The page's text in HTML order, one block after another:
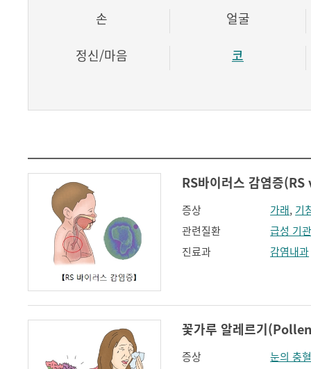
손
얼굴
정신/마음
코
RS바이러스 감염증
증상 가래, 기
관련질환
급성 기
진료과
감염내과
꽃가루 알레르기
증상
눈의 충